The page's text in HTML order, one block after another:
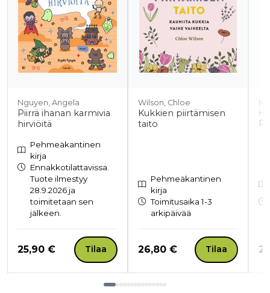
Nguyen, Angela
Piirrä ihanan karmivia
hirviöitä
Pehmeäkantinen
kirja
Ennakkotilattavissa.
Tuote ilmestyy
28.9.2026 ja
toimitetaan sen
jälkeen.
Hinta nyt
25,90 € Tilaa
Wilson, Chloe
Kukkien piirtämisen
taito
Pehmeäkantinen
kirja
Toimitusaika 1-3
arkipäivää
Hinta nyt
26,80 € Tilaa